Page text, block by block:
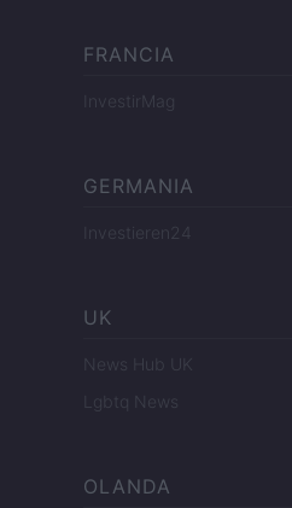
FRANCIA
InvestirMag
GERMANIA
Investieren24
UK
News Hub UK
Lgbtq News
OLANDA